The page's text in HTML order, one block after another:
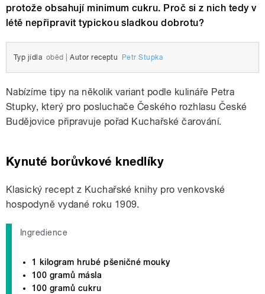
protože obsahují minimum cukru. Proč si z nich tedy v
létě nepřipravit typickou sladkou dobrotu?
Typ jídla oběd Autor receptu Petr Stupka
Nabízíme tipy na několik variant podle kulináře Petra
Stupky, který pro posluchače Českého rozhlasu České
Budějovice připravuje pořad Kuchařské čarování.
Kynuté borůvkové knedlíky
Klasický recept z Kuchařské knihy pro venkovské
hospodyně vydané roku 1909.
Ingredience
1 kilogram hrubé pšeničné mouky
100 gramů másla
100 gramů cukru